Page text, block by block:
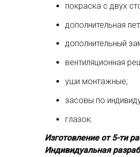
покраска с двух
дополнительная
дополнительный
вентиляционная
уши монтажные;
засовы по
глазок.
Изготовление от 5-ти
Индивидуальная